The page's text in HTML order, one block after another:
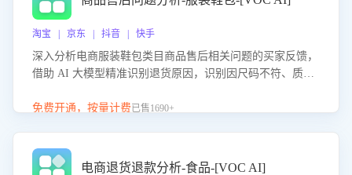
淘宝 | 京东 | 抖音 | 快手
深入分析电商服装鞋包类目商品售后相关问题的买家反馈，
借助 AI 大模型精准识别退货原因，识别因尺码不符、质量
议，助力商家优化产品或服务，实现销售额的显著提升。
免费开通，按量计费已售1690+
电商退货退款分析-食品-[VOC AI]